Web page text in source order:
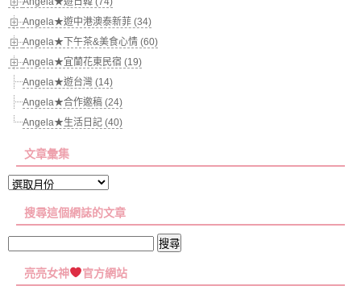
Angela★遊中港澳泰新菲 (34)
Angela★下午茶&美食心情 (60)
Angela★宜蘭花東民宿 (19)
Angela★遊台灣 (14)
Angela★合作邀稿 (24)
Angela★生活日記 (40)
文章彙集
文
彙
搜尋這個網誌的文章
關
亮亮女神 官方網站